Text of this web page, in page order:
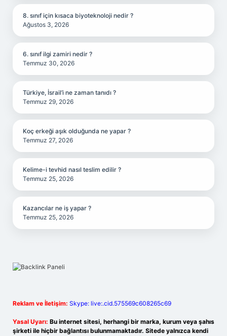
8. sınıf için kısaca biyoteknoloji nedir ?
Ağustos 3, 2026
6. sınıf ilgi zamiri nedir ?
Temmuz 30, 2026
Türkiye, İsrail’i ne zaman tanıdı ?
Temmuz 29, 2026
Koç erkeği aşık olduğunda ne yapar ?
Temmuz 27, 2026
Kelime-i tevhid nasıl teslim edilir ?
Temmuz 25, 2026
Kazancılar ne iş yapar ?
Temmuz 25, 2026
Reklam ve İletişim: Skype: live:.cid.575569c608265c69
Yasal Uyarı: Bu internet sitesi, herhangi bir marka, kurum veya şahıs
şirketi ile hiçbir bağlantısı bulunmamaktadır. Sitede yalnızca kendi